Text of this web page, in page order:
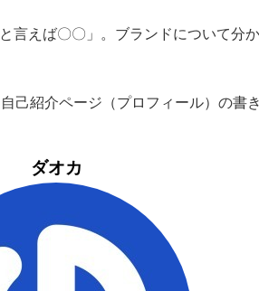
言えば〇〇」。ブランドについて分
己紹介ページ（プロフィール）の書
ダオカ